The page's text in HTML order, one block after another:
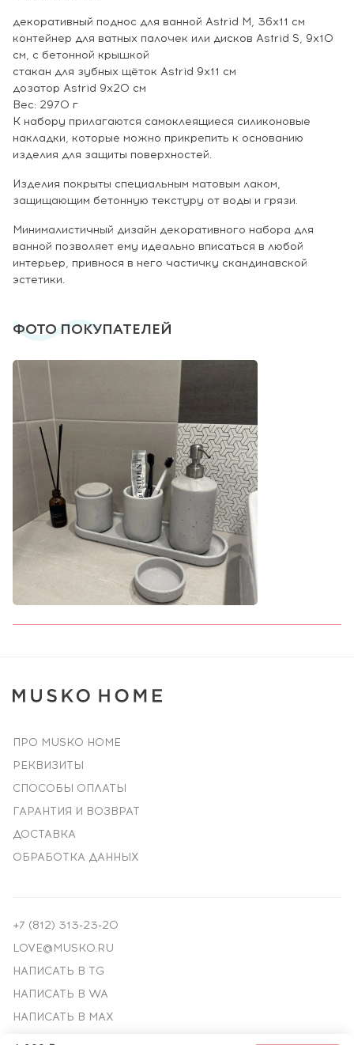
декоративный поднос для ванной Astrid M, 36x11 см
контейнер для ватных палочек или дисков Astrid S, 9x10
см, с бетонной крышкой
стакан для зубных щёток Astrid 9x11 см
дозатор Astrid 9х20 см
Вес: 2970 г
К набору прилагаются самоклеящиеся силиконовые
накладки, которые можно прикрепить к основанию
изделия для защиты поверхностей.
Изделия покрыты специальным матовым лаком,
защищающим бетонную текстуру от воды и грязи.
Минималистичный дизайн декоративного набора для
ванной позволяет ему идеально вписаться в любой
интерьер, привнося в него частичку скандинавской
эстетики.
ФОТО ПОКУПАТЕЛЕЙ
ПРО MUSKO HOME
РЕКВИЗИТЫ
СПОСОБЫ ОПЛАТЫ
ГАРАНТИЯ И ВОЗВРАТ
ДОСТАВКА
ОБРАБОТКА ДАННЫХ
+7 (812) 313-23-20
LOVE@MUSKO.RU
НАПИСАТЬ В TG
НАПИСАТЬ В WA
НАПИСАТЬ В MAX